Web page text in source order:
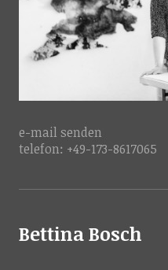
e-mail senden
telefon: +49-173-8617065
Bettina Bosch